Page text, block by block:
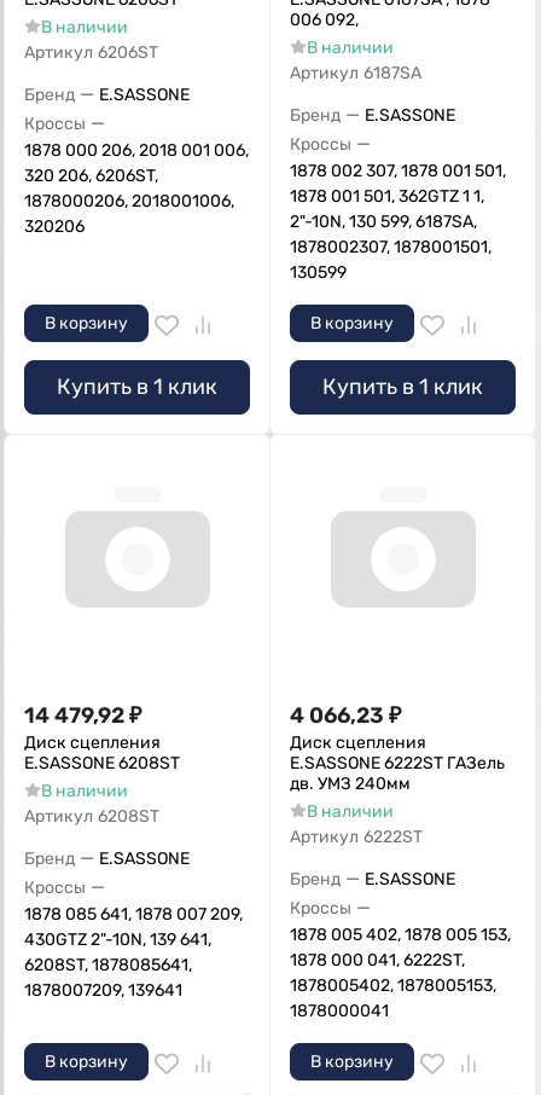
В наличии
Артикул 6206ST
Бренд — E.SASSONE
Кроссы —
1878 000 206, 2018 001 006,
320 206, 6206ST,
1878000206, 2018001006,
320206
В корзину
Купить в 1 клик
006 092,
В наличии
Артикул 6187SA
Бренд — E.SASSONE
Кроссы —
1878 002 307, 1878 001 501,
1878 001 501, 362GTZ 1 1,
2"-10N, 130 599, 6187SA,
1878002307, 1878001501,
130599
В корзину
Купить в 1 клик
14 479,92₽
Диск сцепления
E.SASSONE 6208ST
В наличии
Артикул 6208ST
Бренд — E.SASSONE
Кроссы —
1878 085 641, 1878 007 209,
430GTZ 2"-10N, 139 641,
6208ST, 1878085641,
1878007209, 139641
В корзину
4 066,23 ₽
Диск сцепления
E.SASSONE 6222ST ГАЗель
дв. УМЗ 240мм
В наличии
Артикул 6222ST
Бренд — E.SASSONE
Кроссы —
1878 005 402, 1878 005 153,
1878 000 041, 6222ST,
1878005402, 1878005153,
1878000041
В корзину